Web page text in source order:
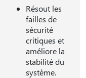
Résout les
failles de
sécurité
critiques et
améliore la
stabilité du
système.